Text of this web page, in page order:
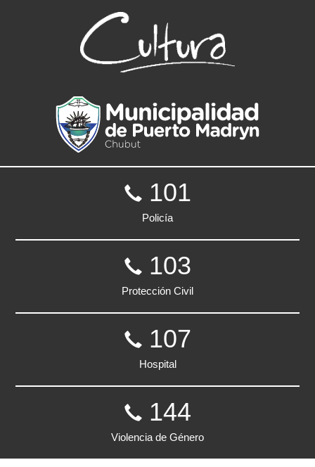
101
Policía
103
Protección Civil
107
Hospital
144
Violencia de Género